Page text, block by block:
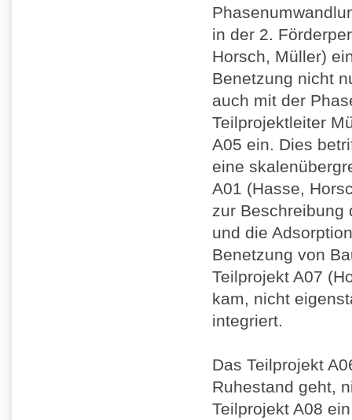
in der 2.
Horsch, Müller)
Benetzung nicht
auch mit der
Teilprojektleiter
A05 ein. Dies
eine
A01 (Hasse,
zur Beschreibung
und die
Benetzung von
Teilprojekt A07
kam, nicht
integriert.
Das Teilprojekt
Ruhestand geht,
Teilprojekt A08